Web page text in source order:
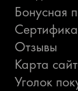
Бонусная
Отзывы
Карта
Уголок